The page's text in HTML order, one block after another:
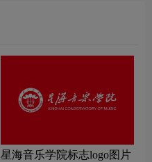
星海音乐学院标志logo图片